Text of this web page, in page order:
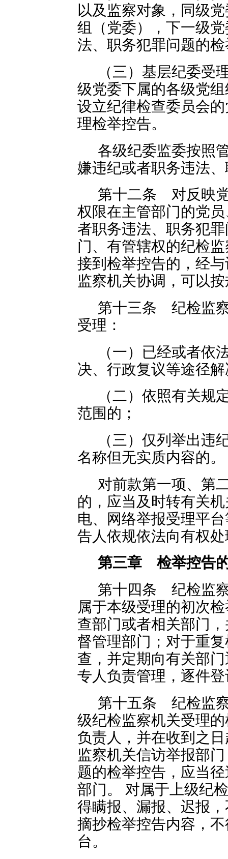
以及监察对象，同级
组（党委），下一级
法、职务犯罪问题的
（三）基层纪委受
级党委下属的各级党
设立纪律检查委员会
理检举控告。
各级纪委监委按照
嫌违纪或者职务违法
第十二条 对反映
权限在主管部门的党
者职务违法、职务犯
门、有管辖权的纪检
接到检举控告的，经
监察机关协调，可以
第十三条 纪检监
受理：
（一）已经或者依
决、行政复议等途径
（二）依照有关规
范围的；
（三）仅列举出违
名称但无实质内容的。
对前款第一项、第
的，应当及时转有关
电、网络举报受理平
告人依规依法向有权
第三章 检举控告
第十四条 纪检监
属于本级受理的初次
查部门或者相关部门
督管理部门；对于重
查，并定期向有关部
专人负责管理，逐件
第十五条 纪检监
级纪检监察机关受理
负责人，并在收到之
监察机关信访举报部
题的检举控告，应当
部门。 对属于上级纪
得瞒报、漏报、迟报
摘抄检举控告内容，
台。